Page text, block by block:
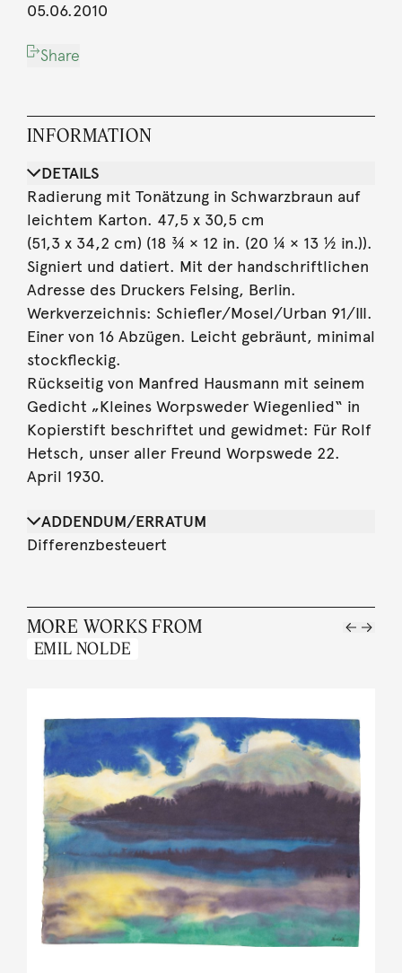
05.06.2010
Share
INFORMATION
DETAILS
Radierung mit Tonätzung in Schwarzbraun auf
leichtem Karton. 47,5 x 30,5 cm
(51,3 x 34,2 cm) (18 ¾ × 12 in. (20 ¼ × 13 ½ in.)).
Signiert und datiert. Mit der handschriftlichen
Adresse des Druckers Felsing, Berlin.
Werkverzeichnis: Schiefler/Mosel/Urban 91/III.
Einer von 16 Abzügen. Leicht gebräunt, minimal
stockfleckig.
Rückseitig von Manfred Hausmann mit seinem
Gedicht „Kleines Worpsweder Wiegenlied“ in
Kopierstift beschriftet und gewidmet: Für Rolf
Hetsch, unser aller Freund Worpswede 22.
April 1930.
ADDENDUM/ERRATUM
Differenzbesteuert
MORE WORKS FROM
EMIL NOLDE